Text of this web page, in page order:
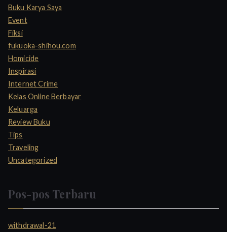
Buku Karya Saya
Event
Fiksi
fukuoka-shihou.com
Homicide
Inspirasi
Internet Crime
Kelas Online Berbayar
Keluarga
Review Buku
Tips
Traveling
Uncategorized
Pos-pos Terbaru
withdrawal-21